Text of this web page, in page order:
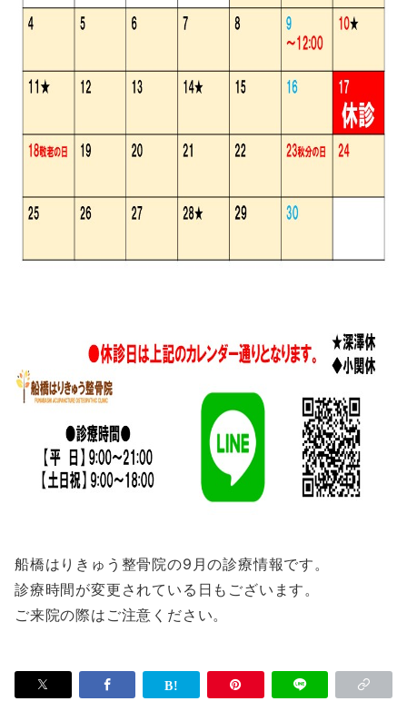
船橋はりきゅう整骨院の9月の診療情報です。
診療時間が変更されている日もございます。
ご来院の際はご注意ください。